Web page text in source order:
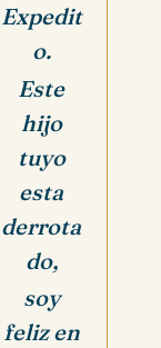
Expedit
o.
Este
hijo
tuyo
esta
derrota
do,
soy
feliz en